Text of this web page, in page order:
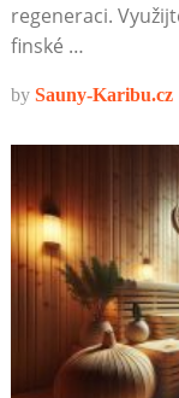
regeneraci.
finské …
by Sauny-Karibu.cz